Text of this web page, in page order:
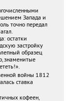
Запада и
точно передал
остатки
застройку
образец
знаменитые
войны 1812
ставка
кофеен,